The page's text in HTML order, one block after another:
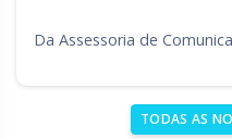
Da Assessoria de
TODAS AS